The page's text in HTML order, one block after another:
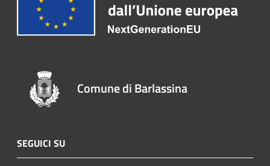
Comune di Barlassina
SEGUICI SU